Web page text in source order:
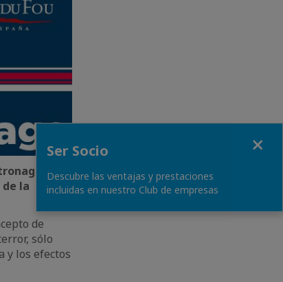
- el
de la
de
sólo
y los efectos
Ser Socio
Descubre las ventajas y prestaciones
incluidas en nuestro Club de empresas